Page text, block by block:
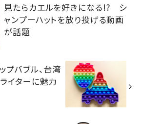
見たらカエルを好きになる!? シ
ャンプーハットを放り投げる動画
が話題
プバブル、台湾
イターに魅力